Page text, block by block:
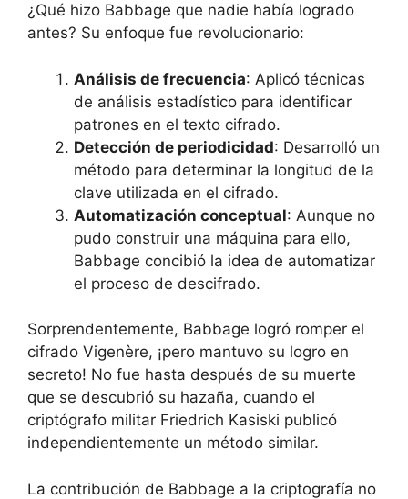
¿Qué hizo Babbage que nadie había logrado
antes? Su enfoque fue revolucionario:
Análisis de frecuencia: Aplicó técnicas
de análisis estadístico para identificar
patrones en el texto cifrado.
Detección de periodicidad: Desarrolló un
método para determinar la longitud de la
clave utilizada en el cifrado.
Automatización conceptual: Aunque no
pudo construir una máquina para ello,
Babbage concibió la idea de automatizar
el proceso de descifrado.
Sorprendentemente, Babbage logró romper el
cifrado Vigenère, ¡pero mantuvo su logro en
secreto! No fue hasta después de su muerte
que se descubrió su hazaña, cuando el
criptógrafo militar Friedrich Kasiski publicó
independientemente un método similar.
La contribución de Babbage a la criptografía no